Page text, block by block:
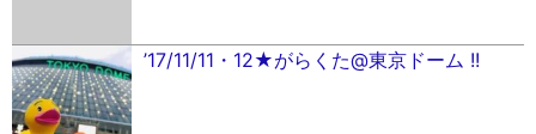
’17/11/11・12★がらくた@東京ドーム !!